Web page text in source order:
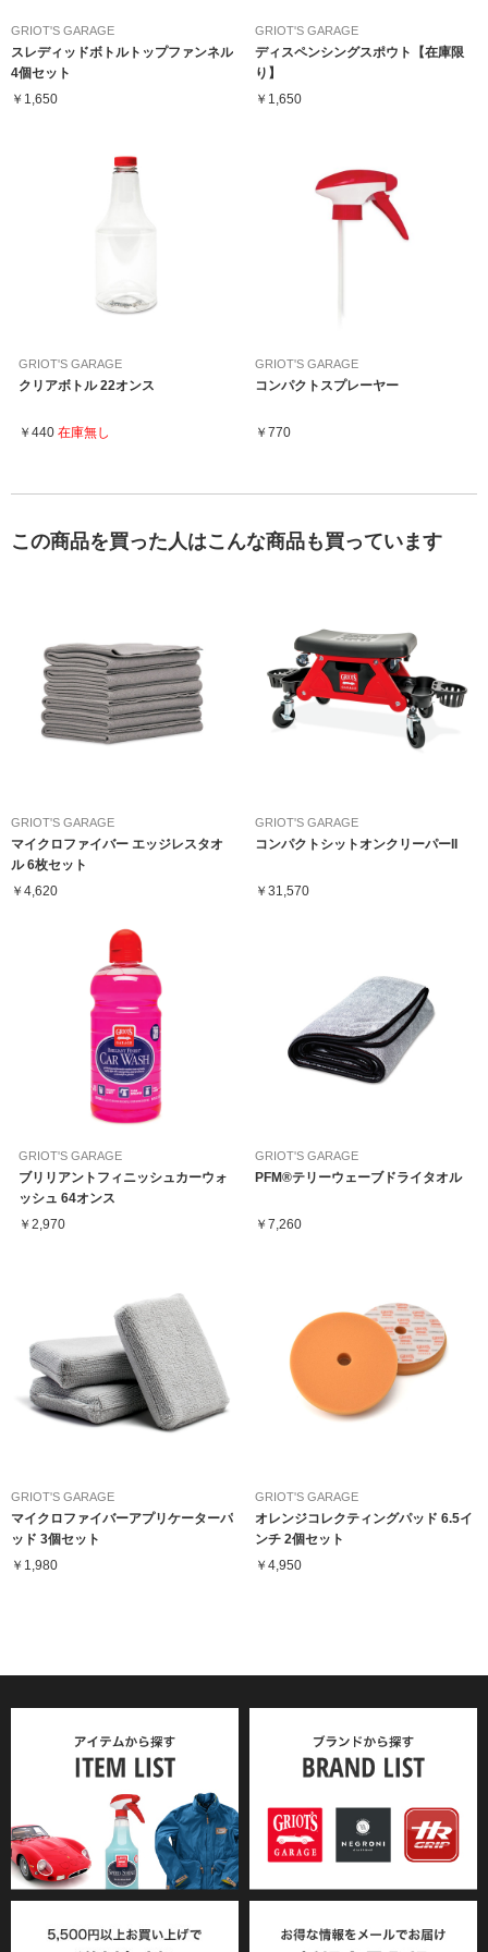
GRIOT'S GARAGE
スレディッドボトルトップファンネル
4個セット
￥1,650
GRIOT'S GARAGE
ディスペンシングスポウト【在庫限
り】
￥1,650
GRIOT'S GARAGE
クリアボトル 22オンス
￥440 在庫無し
GRIOT'S GARAGE
コンパクトスプレーヤー
￥770
この商品を買った人はこんな商品も買っています
GRIOT'S GARAGE
マイクロファイバー エッジレスタオ
ル 6枚セット
￥4,620
GRIOT'S GARAGE
コンパクトシットオンクリーパーII
￥31,570
GRIOT'S GARAGE
ブリリアントフィニッシュカーウォ
ッシュ 64オンス
￥2,970
GRIOT'S GARAGE
PFM®テリーウェーブドライタオル
￥7,260
GRIOT'S GARAGE
マイクロファイバーアプリケーターパ
ッド 3個セット
￥1,980
GRIOT'S GARAGE
オレンジコレクティングパッド 6.5イ
ンチ 2個セット
￥4,950